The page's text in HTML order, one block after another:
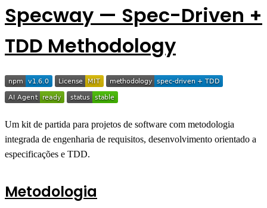
Specway — Spec-Driven +
TDD Methodology
Um kit de partida para projetos de software com metodologia
integrada de engenharia de requisitos, desenvolvimento orientado a
especificações e TDD.
Metodologia